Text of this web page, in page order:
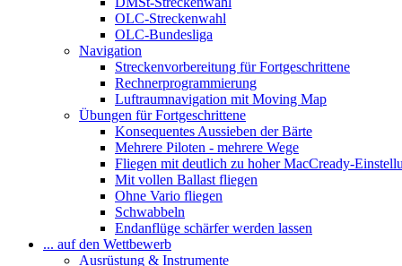
OLC-Streckenwahl
OLC-Bundesliga
Navigation
Streckenvorbereitung für Fortgeschrittene
Rechnerprogrammierung
Luftraumnavigation mit Moving Map
Übungen für Fortgeschrittene
Konsequentes Aussieben der Bärte
Mehrere Piloten - mehrere Wege
Fliegen mit deutlich zu hoher MacCready-
Mit vollen Ballast fliegen
Ohne Vario fliegen
Schwabbeln
Endanflüge schärfer werden lassen
... auf den Wettbewerb
Ausrüstung & Instrumente